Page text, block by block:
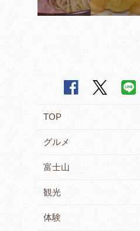
TOP
グルメ
富士山
観光
体験